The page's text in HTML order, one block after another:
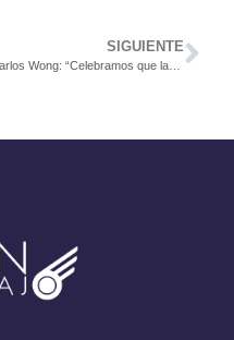
SIGUIENTE
Carlos Wong: “Celebramos que las zonas francas fuera del GAM tengan más incentivos”